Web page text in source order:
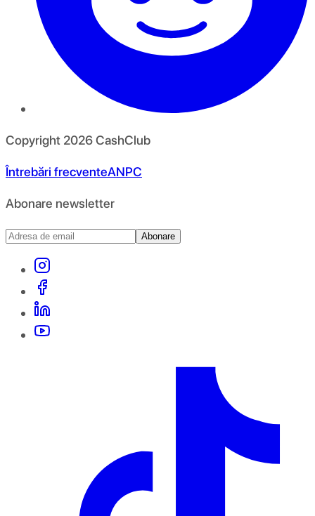
Copyright 2026CashClub
Întrebări frecventeANPC
Abonare newsletter
Abonare